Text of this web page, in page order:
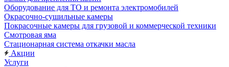
Оборудование для ТО и ремонта электромобилей
Окрасочно-сушильные камеры
Покрасочные камеры для грузовой и коммерческой техники
Смотровая яма
Стационарная система откачки масла
Акции
Услуги